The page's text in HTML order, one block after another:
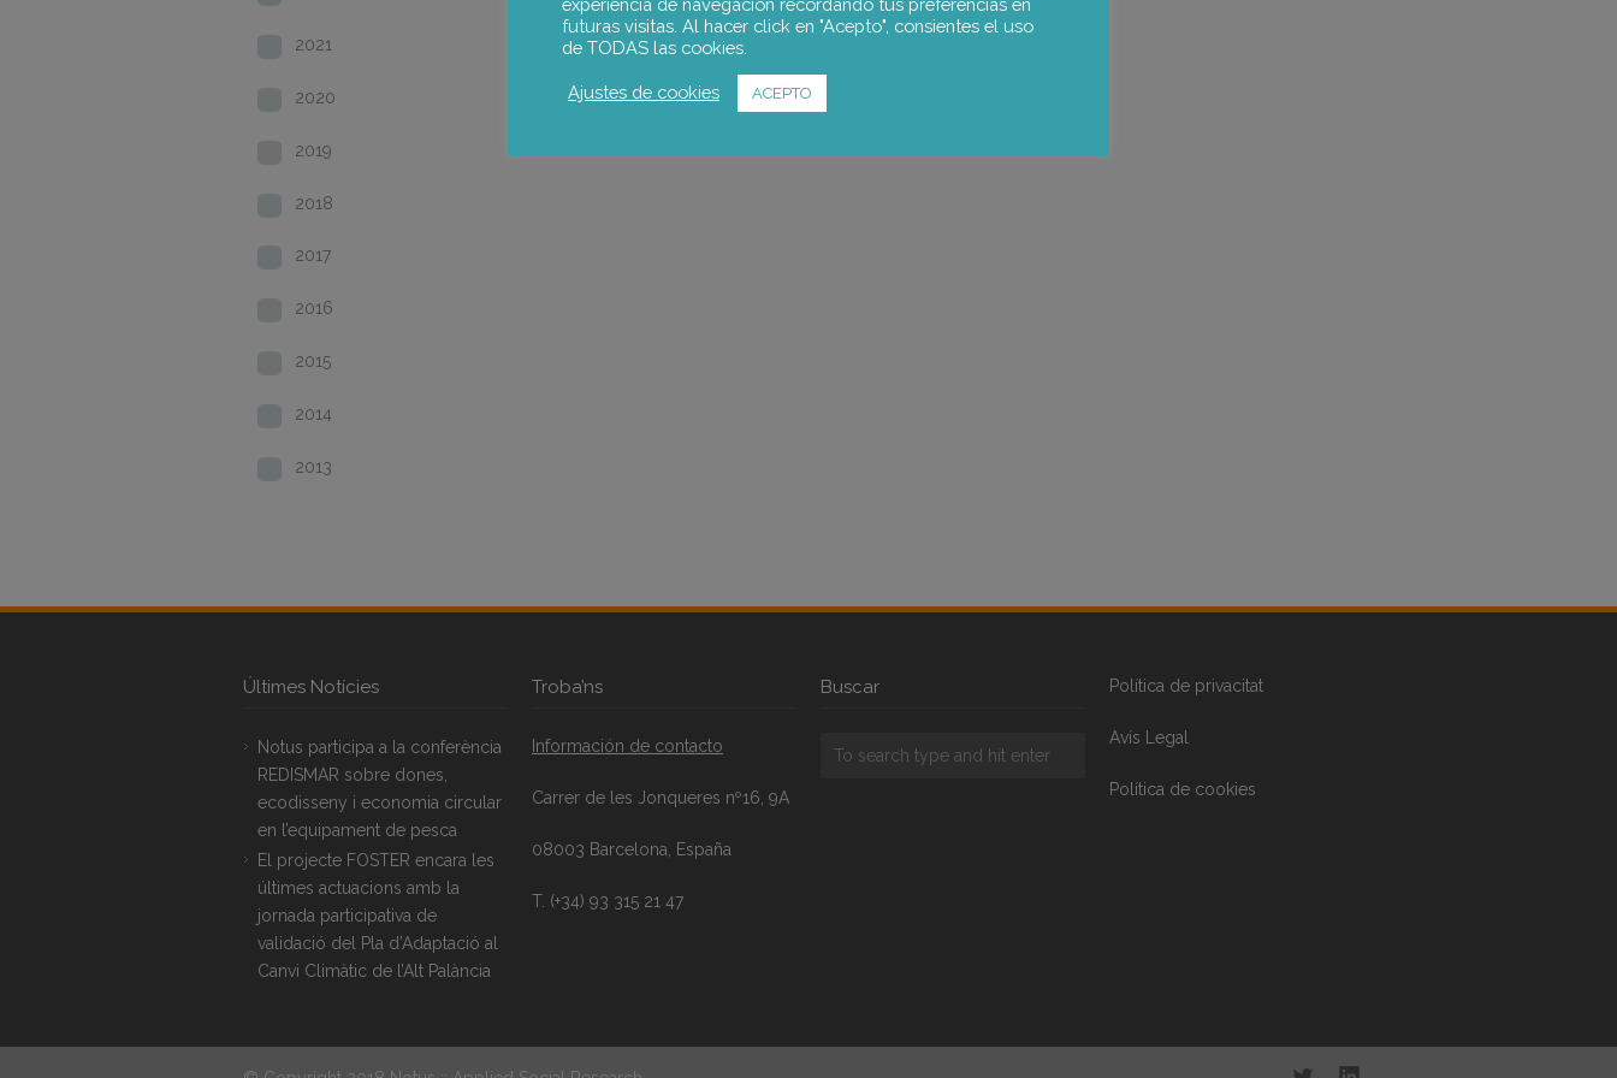
2021
2020
2019
2018
2017
2016
2015
2014
2013
Últimes Notícies
Notus participa a la conferència
REDISMAR sobre dones,
ecodisseny i economia circular
en l’equipament de pesca
El projecte FOSTER encara les
últimes actuacions amb la
jornada participativa de
validació del Pla d’Adaptació al
Canvi Climàtic de l’Alt Palància
Troba’ns
Información de contacto
Carrer de les Jonqueres nº16, 9A
08003 Barcelona, España
T. (+34) 93 315 21 47
Buscar Política de privacitat
Avís Legal
Política de cookies
futuras visitas. Al hacer click en "Acepto", consientes el uso
de TODAS las cookies.
Ajustes de cookies ACEPTO